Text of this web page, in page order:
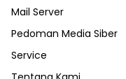
Mail Server
Pedoman Media Siber
Service